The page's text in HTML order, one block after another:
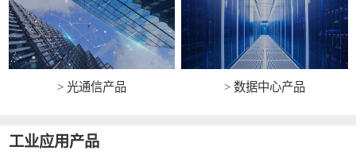
> 光通信产品 > 数据中心产品
工业应用产品